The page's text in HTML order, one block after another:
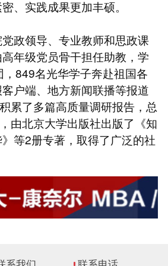
、实践成果更加丰硕。
政领导、专业教师和思政课
年级党员骨干担任助教，学
849名光华学子奔赴祖国各
户端、地方新闻联播等报道
累了多篇高质量调研报告，总
由北京大学出版社出版了《知
等2册专著，取得了广泛的社